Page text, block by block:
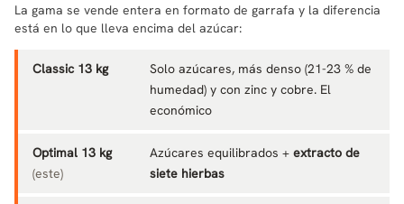
La gama se vende entera en formato de garrafa y la diferencia
está en lo que lleva encima del azúcar:
Classic 13 kg
Solo azúcares, más denso (21-23 % de
humedad) y con zinc y cobre. El
económico
Optimal 13 kg
(este)
Azúcares equilibrados + extracto de
siete hierbas